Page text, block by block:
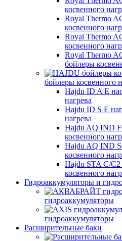
косвенного
Royal Thermo
косвенного
Royal Thermo
косвенного
Royal Thermo
бойлеры
бойлеры косвенного
Hajdu ID A E
нагрева
Hajdu ID S E
нагрева
Hajdu AQ IND
косвенного
Hajdu AQ IND
косвенного
Hajdu STA C/
косвенного
Гидроаккумуляторы и
гидроаккумуляторы
гидроаккумуляторы
Расширительные баки